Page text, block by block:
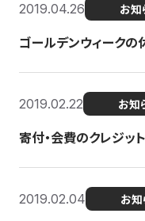
2019.04.26 お知
ゴールデンウィーク
2019.02.22 お知
寄付・会費のクレジッ
2019.02.04 お知